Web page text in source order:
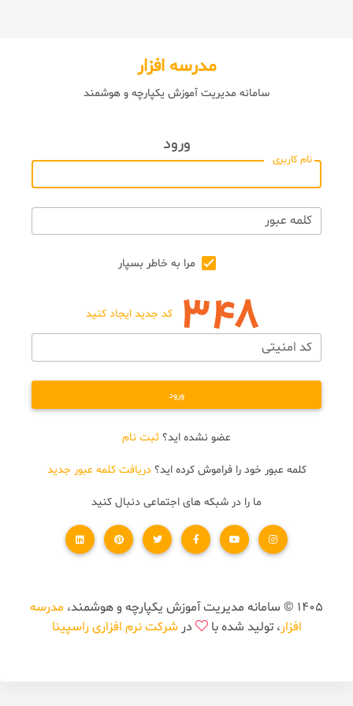
مدرسه افزار
سامانه مدیریت آموزش یکپارچه و هوشمند
ورود
نام کاربری
کلمه عبور
مرا به خاطر بسپار
کد جدید ایجاد کنید
کد امنیتی
ورود
عضو نشده اید؟ ثبت نام
کلمه عبور خود را فراموش کرده اید؟دریافت کلمه عبور جدید
ما را در شبکه های اجتماعی دنبال کنید
1405 © سامانه مدیریت آموزش یکپارچه و هوشمند،
مدرسه
افزار، تولید شده با در شرکت نرم افزاری راسپینا